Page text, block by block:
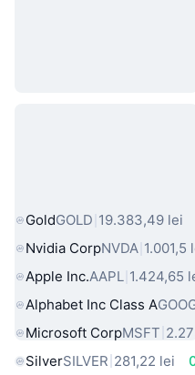
Active
GoldGOLD 19.383,49 lei
Nvidia CorpNVDA 1.001,5
Apple Inc.AAPL 1.424,65
Alphabet Inc Class A
Microsoft CorpMSFT
SilverSILVER 281,22 lei